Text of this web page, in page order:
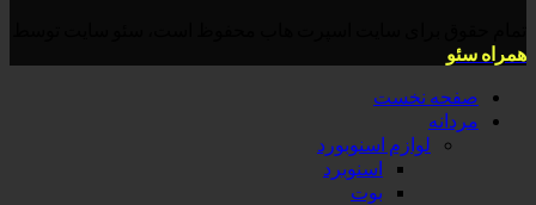
همراه سئو
صفحه نخست
مردانه
لوازم اسنوبورد
اسنوبرد
بوت